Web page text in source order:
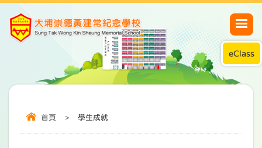
eClass
首頁 > 學生成就